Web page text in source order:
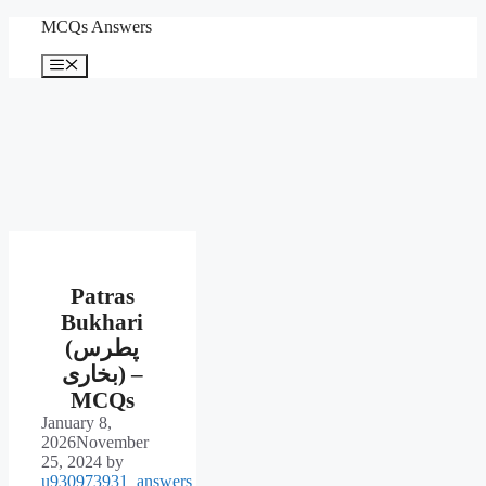
content
MCQs Answers
Menu
Patras
Bukhari
(پطرس
بخاری) –
MCQs
January 8,
2026November
25, 2024 by
u930973931_answers